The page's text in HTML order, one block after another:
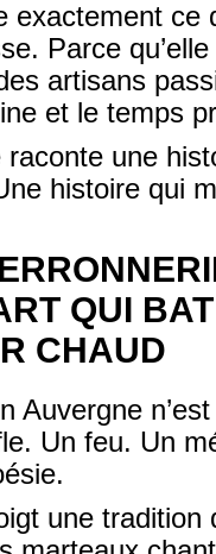
exactement ce
Parce
artisans
et le temps
raconte une
histoire qui
QUI
CHAUD
Auvergne
Un feu. Un
une tradition